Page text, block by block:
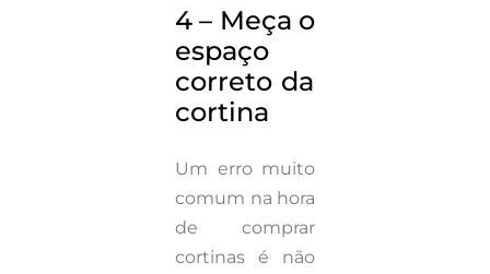
4 – Meça o
espaço
correto da
cortina
Um erro muito
comum na hora
de comprar
cortinas é não